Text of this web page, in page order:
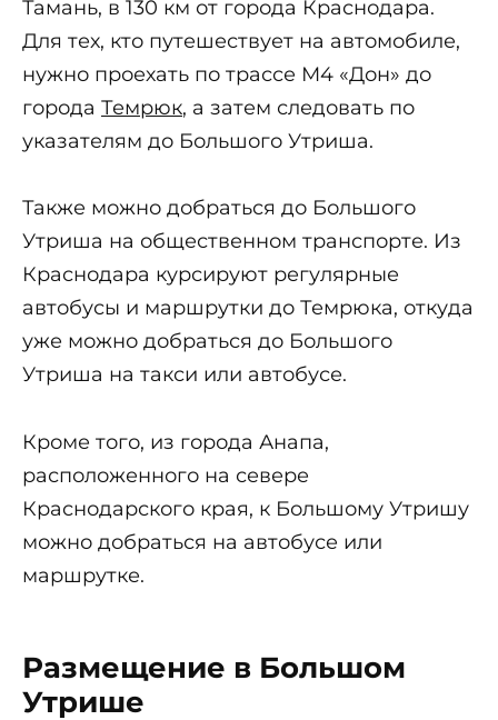
Тамань, в 130 км от города Краснодара.
Для тех, кто путешествует на автомобиле,
нужно проехать по трассе М4 «Дон» до
города Темрюк, а затем следовать по
указателям до Большого Утриша.
Также можно добраться до Большого
Утриша на общественном транспорте. Из
Краснодара курсируют регулярные
автобусы и маршрутки до Темрюка, откуда
уже можно добраться до Большого
Утриша на такси или автобусе.
Кроме того, из города Анапа,
расположенного на севере
Краснодарского края, к Большому Утришу
можно добраться на автобусе или
маршрутке.
Размещение в Большом
Утрише